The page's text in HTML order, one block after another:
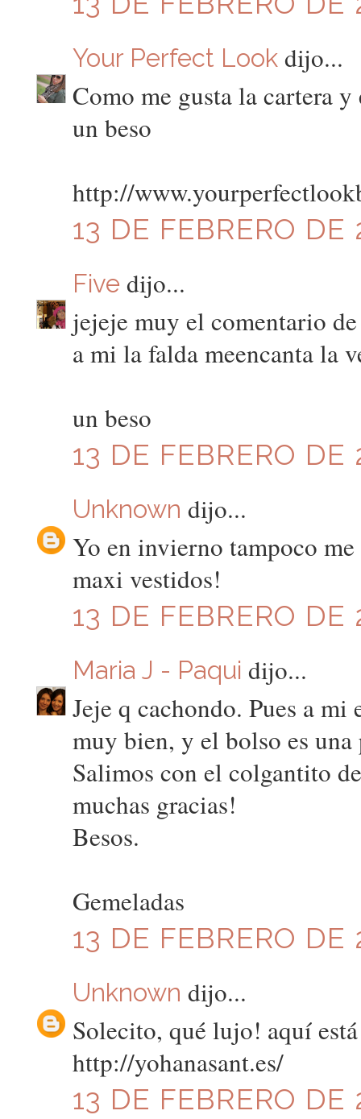
Your Perfect Lookdijo...
Como me gusta la cartera
un beso
http://
13 DE FEBRERO
Five dijo...
jejeje muy el comentario
a mi la falda meencanta la
un beso
13 DE FEBRERO DE
Unknown dijo...
Yo en invierno tampoco
maxi vestidos!
13 DE FEBRERO
Maria J - Paqui dijo...
Jeje q cachondo. Pues a
muy bien, y el bolso es
Salimos con el colgantito
muchas gracias!
Besos.
Gemeladas
13 DE FEBRERO
Unknown dijo...
Solecito, qué lujo! aquí
http://yohanasant.es/
13 DE FEBRERO DE